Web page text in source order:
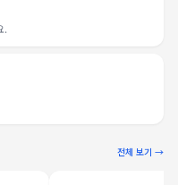
.
전체 보기 →